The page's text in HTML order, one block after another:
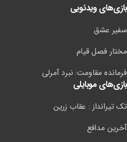
بازی‌های ویدئویی
سفیر عشق
مختار فصل قیام
فرمانده مقاومت: نبرد آمرلی
بازی‌های موبایلی
تک تیرانداز : عقاب زرین
آخرین مدافع